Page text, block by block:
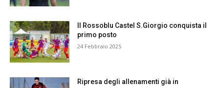
Il Rossoblu Castel S.Giorgio conquista il
primo posto
24 Febbraio 2025
Ripresa degli allenamenti già in